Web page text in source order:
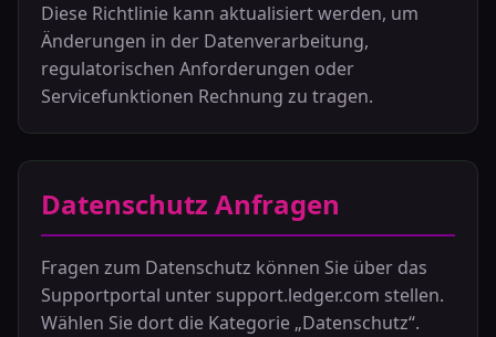
Diese Richtlinie kann aktualisiert werden, um
Änderungen in der Datenverarbeitung,
regulatorischen Anforderungen oder
Servicefunktionen Rechnung zu tragen.
Datenschutz Anfragen
Fragen zum Datenschutz können Sie über das
Supportportal unter support.ledger.com stellen.
Wählen Sie dort die Kategorie „Datenschutz“.